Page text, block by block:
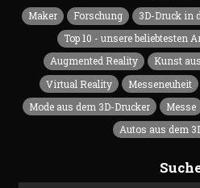
Maker Forschung 3D-Druck in
Top 10 - unsere beliebtesten
Augmented Reality
Kunst
Virtual Reality
Messeneuheit
Mode aus dem 3D-Drucker
Messe
Autos aus dem